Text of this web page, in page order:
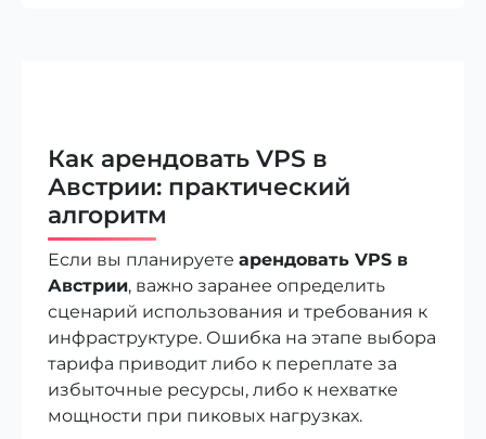
Как арендовать VPS в
Австрии: практический
алгоритм
Если вы планируете арендовать VPS в
Австрии, важно заранее определить
сценарий использования и требования к
инфраструктуре. Ошибка на этапе выбора
тарифа приводит либо к переплате за
избыточные ресурсы, либо к нехватке
мощности при пиковых нагрузках.